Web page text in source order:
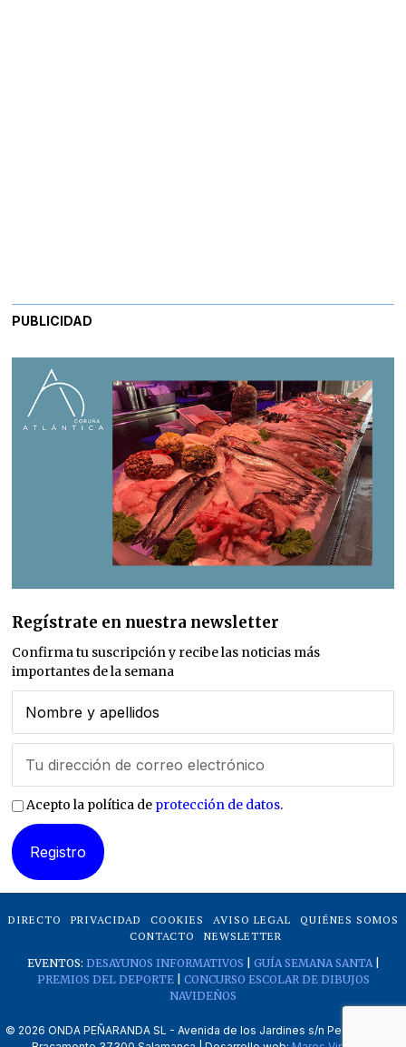
PUBLICIDAD
Regístrate en nuestra newsletter
Confirma tu suscripción y recibe las noticias más
importantes de la semana
Acepto la política de protección de datos.
DIRECTO PRIVACIDAD COOKIES AVISO LEGAL
QUIÉNES SOMOS
CONTACTO
NEWSLETTER
EVENTOS: DESAYUNOS INFORMATIVOS GUÍA SEMANA SANTA|
PREMIOS DEL DEPORTE| CONCURSO ESCOLAR DE DIBUJOS
NAVIDEÑOS
© 2026 ONDA PEÑARANDA SL - Avenida de los Jardines s/n Peñaranda de